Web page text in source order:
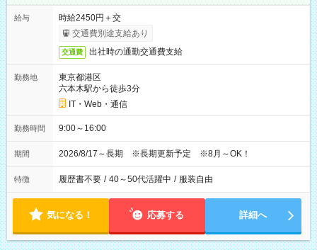
給与
時給2450円＋交
交通費別途支給あり
交通費 出社時の通勤交通費支給
勤務地
東京都港区
六本木駅から徒歩3分
IT・Web・通信
勤務時間 9:00～16:00
期間 2026/8/17～長期 ※長期更新予定 ※8月～OK！
特徴 履歴書不要 / 40～50代活躍中 / 服装自由
気になる！ 応募する 詳細へ